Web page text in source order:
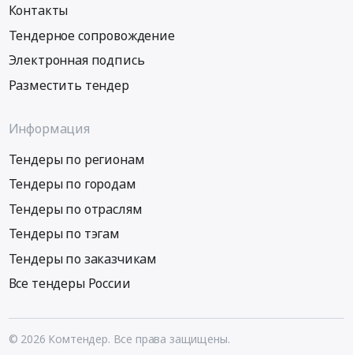
Контакты
Тендерное сопровождение
Электронная подпись
Разместить тендер
Информация
Тендеры по регионам
Тендеры по городам
Тендеры по отраслям
Тендеры по тэгам
Тендеры по заказчикам
Все тендеры России
© 2026 Комтендер. Все права защищены.